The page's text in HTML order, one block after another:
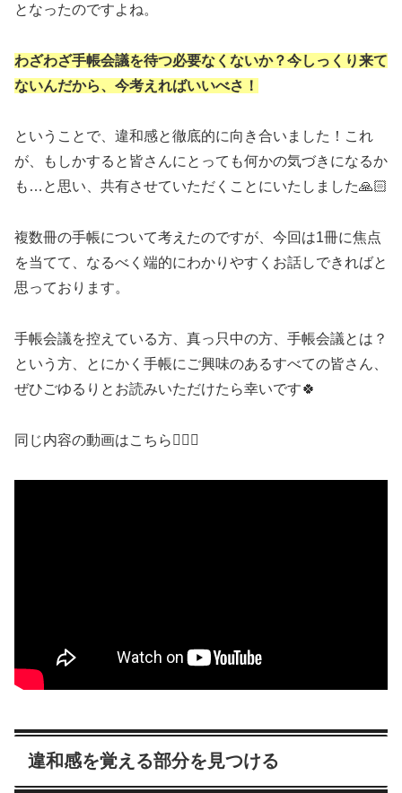
となったのですよね。
わざわざ手帳会議を待つ必要なくないか？今しっくり来て
ないんだから、今考えればいいべさ！
ということで、違和感と徹底的に向き合いました！これ
が、もしかすると皆さんにとっても何かの気づきになるか
も…と思い、共有させていただくことにいたしました🙏🏻
複数冊の手帳について考えたのですが、今回は1冊に焦点
を当てて、なるべく端的にわかりやすくお話しできればと
思っております。
手帳会議を控えている方、真っ只中の方、手帳会議とは？
という方、とにかく手帳にご興味のあるすべての皆さん、
ぜひごゆるりとお読みいただけたら幸いです🍀
同じ内容の動画はこちら💁🏻‍♀️
違和感を覚える部分を見つける